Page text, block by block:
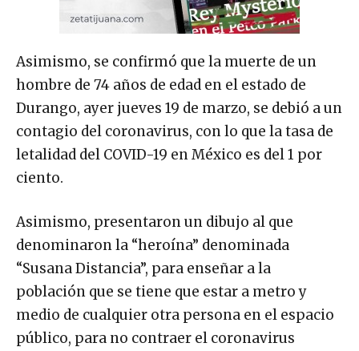
Asimismo, se confirmó que la muerte de un
hombre de 74 años de edad en el estado de
Durango, ayer jueves 19 de marzo, se debió a un
contagio del coronavirus, con lo que la tasa de
letalidad del COVID-19 en México es del 1 por
ciento.
Asimismo, presentaron un dibujo al que
denominaron la “heroína” denominada
“Susana Distancia”, para enseñar a la
población que se tiene que estar a metro y
medio de cualquier otra persona en el espacio
público, para no contraer el coronavirus